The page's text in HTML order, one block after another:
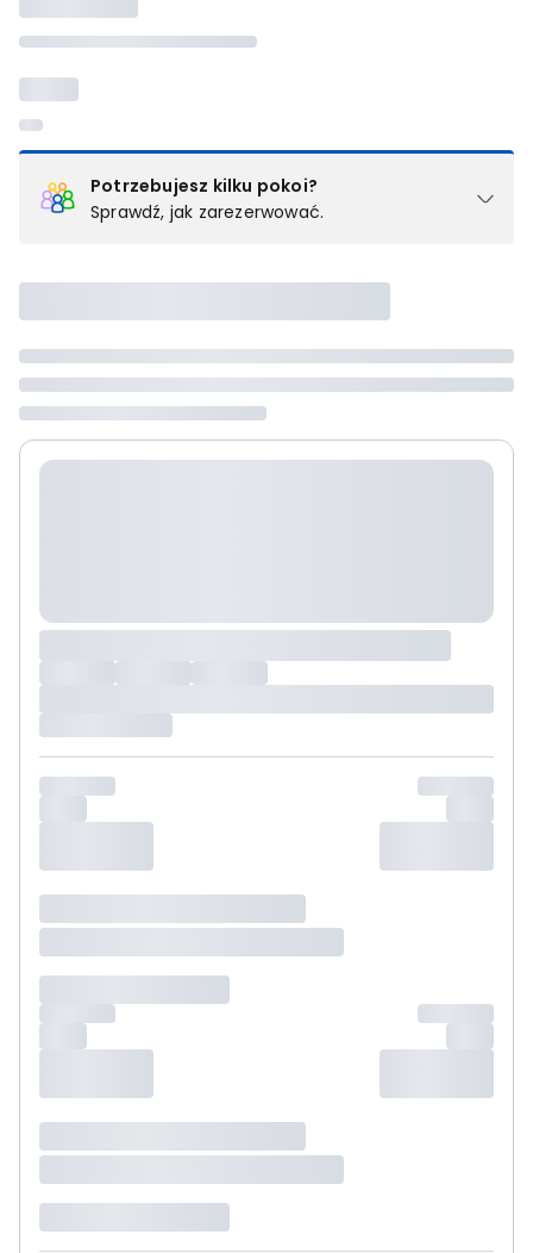
Potrzebujesz kilku pokoi?
Sprawdź, jak zarezerwować.
pokoju (lub apartamencie, willi itd.). Wybierz jedną z ofert z listy
i zarezerwuj ją. Zrób oddzielne rezerwacje dla każdego
kolejnego pokoju lubskontaktuj się z nami,by złożyć
zamówienie u naszego doradcy.
Maksymalna liczba uczestników
maksymalny limit dla 1 pokoju.